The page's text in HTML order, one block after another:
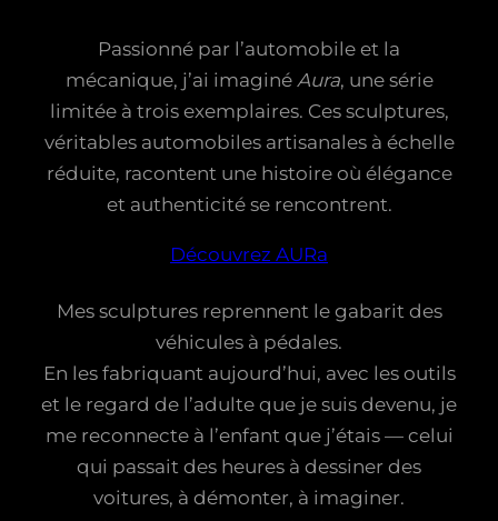
Passionné par l’automobile et la
mécanique, j’ai imaginé Aura, une série
limitée à trois exemplaires. Ces sculptures,
véritables automobiles artisanales à échelle
réduite, racontent une histoire où élégance
et authenticité se rencontrent.
Découvrez AURa
Mes sculptures reprennent le gabarit des
véhicules à pédales.
En les fabriquant aujourd’hui, avec les outils
et le regard de l’adulte que je suis devenu, je
me reconnecte à l’enfant que j’étais — celui
qui passait des heures à dessiner des
voitures, à démonter, à imaginer.